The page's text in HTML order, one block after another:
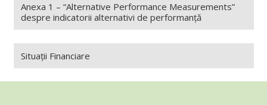
Anexa 1 – “Alternative Performance Measurements”
despre indicatorii alternativi de performanță
Situații Financiare